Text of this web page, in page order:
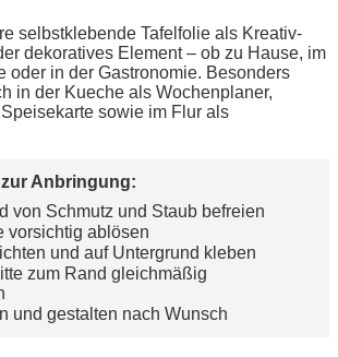
selbstklebende Tafelfolie als Kreativ-
dekoratives Element – ob zu Hause, im
oder in der Gastronomie. Besonders
in der Kueche als Wochenplaner,
sowie im Flur als
Anbringung:
von Schmutz und Staub befreien
vorsichtig ablösen
und auf Untergrund kleben
zum Rand gleichmäßig
und gestalten nach Wunsch